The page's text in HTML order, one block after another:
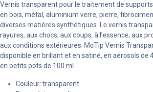
Vernis transparent pour le traitement de
en bois, métal, aluminium verre, pierre,
diverses matières synthétiques. Le vernis
rayures, aux chocs, aux coups, à l’essence, aux
aux conditions extérieures. MoTip Vernis
disponible en brillant et en satiné, en aérosols de
en petits pots de 100 ml.
Couleur: transparent